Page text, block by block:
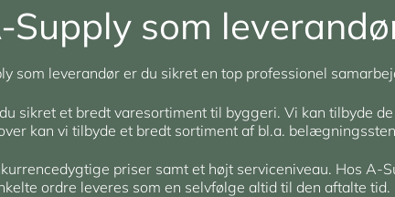
Supply som
som leverandør er du sikret en top professionel
sikret et bredt varesortiment til byggeri. Vi kan tilbyde
kan vi tilbyde et bredt sortiment af bl.a.
priser samt et højt serviceniveau. Hos A-
ordre leveres som en selvfølge altid til den aftalte tid.